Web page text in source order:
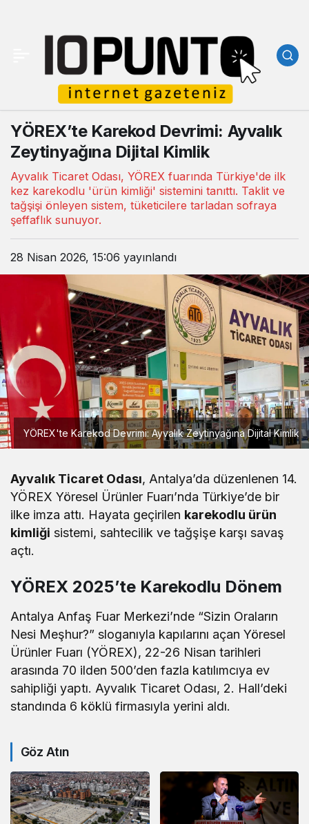
YÖREX’te Karekod Devrimi: Ayvalık
Zeytinyağına Dijital Kimlik
Ayvalık Ticaret Odası, YÖREX fuarında Türkiye'de ilk
kez karekodlu 'ürün kimliği' sistemini tanıttı. Taklit ve
tağşişi önleyen sistem, tüketicilere tarladan sofraya
şeffaflık sunuyor.
28 Nisan 2026, 15:06 yayınlandı
YÖREX'te Karekod Devrimi: Ayvalık Zeytinyağına Dijital Kimlik
Ayvalık Ticaret Odası, Antalya’da düzenlenen 14.
YÖREX Yöresel Ürünler Fuarı’nda Türkiye’de bir
ilke imza attı. Hayata geçirilen karekodlu ürün
kimliği sistemi, sahtecilik ve tağşişe karşı savaş
açtı.
YÖREX 2025’te Karekodlu Dönem
Antalya Anfaş Fuar Merkezi’nde “Sizin Oraların
Nesi Meşhur?” sloganıyla kapılarını açan Yöresel
Ürünler Fuarı (YÖREX), 22-26 Nisan tarihleri
arasında 70 ilden 500’den fazla katılımcıya ev
sahipliği yaptı. Ayvalık Ticaret Odası, 2. Hall’deki
standında 6 köklü firmasıyla yerini aldı.
Göz Atın